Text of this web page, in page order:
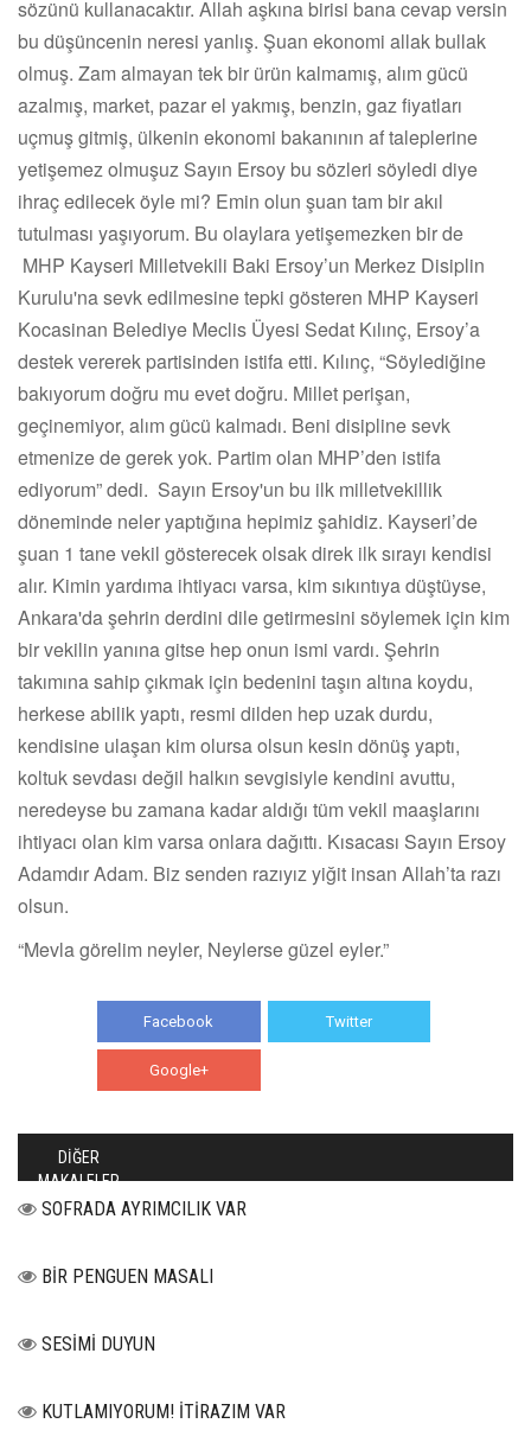
sözünü kullanacaktır. Allah aşkına birisi bana cevap versin
bu düşüncenin neresi yanlış. Şuan ekonomi allak bullak
olmuş. Zam almayan tek bir ürün kalmamış, alım gücü
azalmış, market, pazar el yakmış, benzin, gaz fiyatları
uçmuş gitmiş, ülkenin ekonomi bakanının af taleplerine
yetişemez olmuşuz Sayın Ersoy bu sözleri söyledi diye
ihraç edilecek öyle mi? Emin olun şuan tam bir akıl
tutulması yaşıyorum. Bu olaylara yetişemezken bir de
MHP Kayseri Milletvekili Baki Ersoy’un Merkez Disiplin
Kurulu'na sevk edilmesine tepki gösteren MHP Kayseri
Kocasinan Belediye Meclis Üyesi Sedat Kılınç, Ersoy’a
destek vererek partisinden istifa etti. Kılınç, “Söylediğine
bakıyorum doğru mu evet doğru. Millet perişan,
geçinemiyor, alım gücü kalmadı. Beni disipline sevk
etmenize de gerek yok. Partim olan MHP’den istifa
ediyorum” dedi. Sayın Ersoy'un bu ilk milletvekillik
döneminde neler yaptığına hepimiz şahidiz. Kayseri’de
şuan 1 tane vekil gösterecek olsak direk ilk sırayı kendisi
alır. Kimin yardıma ihtiyacı varsa, kim sıkıntıya düştüyse,
Ankara'da şehrin derdini dile getirmesini söylemek için kim
bir vekilin yanına gitse hep onun ismi vardı. Şehrin
takımına sahip çıkmak için bedenini taşın altına koydu,
herkese abilik yaptı, resmi dilden hep uzak durdu,
kendisine ulaşan kim olursa olsun kesin dönüş yaptı,
koltuk sevdası değil halkın sevgisiyle kendini avuttu,
neredeyse bu zamana kadar aldığı tüm vekil maaşlarını
ihtiyacı olan kim varsa onlara dağıttı. Kısacası Sayın Ersoy
Adamdır Adam. Biz senden razıyız yiğit insan Allah’ta razı
olsun.
“Mevla görelim neyler, Neylerse güzel eyler.”
Facebook Twitter
Google+
DİĞER
MAKALELER
SOFRADA AYRIMCILIK VAR
BİR PENGUEN MASALI
SESİMİ DUYUN
KUTLAMIYORUM! İTİRAZIM VAR